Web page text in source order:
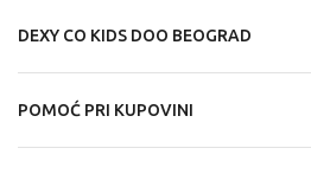
DEXY CO KIDS DOO BEOGRAD
POMOĆ PRI KUPOVINI